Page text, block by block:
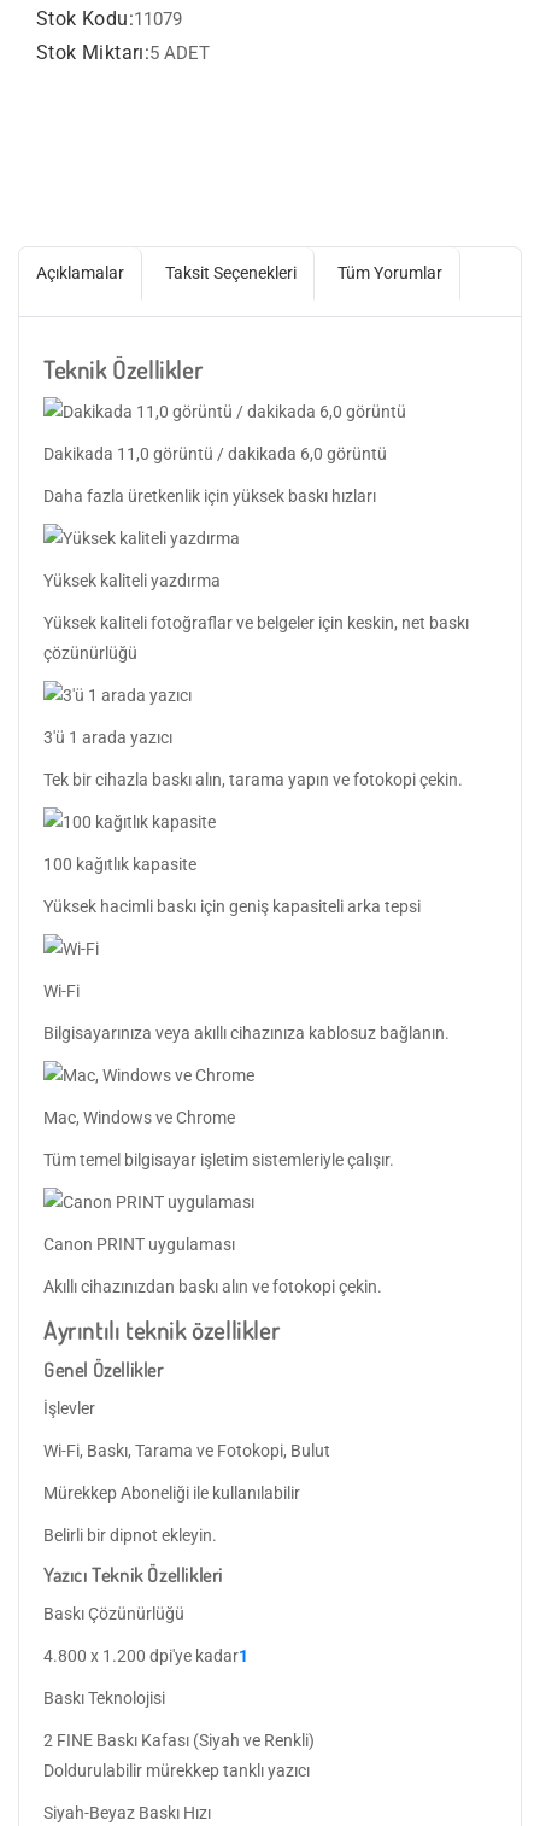
Stok Kodu:11079
Stok Miktarı:5 ADET
Açıklamalar Taksit Seçenekleri Tüm Yorumlar
Teknik Özellikler
Dakikada 11,0 görüntü / dakikada 6,0 görüntü
Daha fazla üretkenlik için yüksek baskı hızları
Yüksek kaliteli yazdırma
Yüksek kaliteli fotoğraflar ve belgeler için keskin, net baskı
çözünürlüğü
3'ü 1 arada yazıcı
Tek bir cihazla baskı alın, tarama yapın ve fotokopi çekin.
100 kağıtlık kapasite
Yüksek hacimli baskı için geniş kapasiteli arka tepsi
Wi-Fi
Bilgisayarınıza veya akıllı cihazınıza kablosuz bağlanın.
Mac, Windows ve Chrome
Tüm temel bilgisayar işletim sistemleriyle çalışır.
Canon PRINT uygulaması
Akıllı cihazınızdan baskı alın ve fotokopi çekin.
Ayrıntılı teknik özellikler
Genel Özellikler
İşlevler
Wi-Fi, Baskı, Tarama ve Fotokopi, Bulut
Mürekkep Aboneliği ile kullanılabilir
Belirli bir dipnot ekleyin.
Yazıcı Teknik Özellikleri
Baskı Çözünürlüğü
4.800 x 1.200 dpi'ye kadar1
Baskı Teknolojisi
2 FINE Baskı Kafası (Siyah ve Renkli)
Doldurulabilir mürekkep tanklı yazıcı
Siyah-Beyaz Baskı Hızı